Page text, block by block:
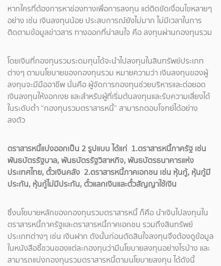
หากใครที่ต้องการหาช่องทางเพื่อการลงทุน แต่ติดขัดเงื่อนไขหลายๆ
อย่าง เช่น เงินลงทุนน้อย ประสบการณ์ยังไม่มาก ไม่มีเวลาในการ
ติดตามข้อมูลข่าวสาร ทางออกที่น่าสนใจ คือ ลงทุนผ่านกองทุนรวม
โดยเงินที่กองทุนรวมระดมทุนได้จะนำไปลงทุนในสินทรัพย์ประเภท
ต่างๆ ตามนโยบายของกองทุนรวม หมายความว่า เงินลงทุนของผู้
ลงทุนจะมีมืออาชีพ นั่นคือ ผู้จัดการกองทุนช่วยบริหารและต่อยอด
เงินลงทุนให้งอกเงย และสำหรับผู้ที่เริ่มต้นลงทุนและรับความเสี่ยงได้
ในระดับต่ำ “กองทุนรวมตราสารหนี้” สามารถตอบโจทย์ได้อย่าง
ลงตัว
ตราสารหนี้แบ่งออกเป็น 2 รูปแบบ ได้แก่ 1.ตราสารหนี้ภาครัฐ เช่น
พันธบัตรรัฐบาล, พันธบัตรรัฐวิสาหกิจ, พันธบัตรธนาคารแห่ง
ประเทศไทย, ตั๋วเงินคลัง 2.ตราสารหนี้ภาคเอกชน เช่น หุ้นกู้, หุ้นกู้มี
ประกัน, หุ้นกู้ไม่มีประกัน, ตั๋วแลกเงินและตั๋วสัญญาใช้เงิน
ซึ่งนโยบายหลักของกองทุนรวมตราสารหนี้ ก็คือ นำเงินไปลงทุนใน
ตราสารหนี้ภาครัฐและตราสารหนี้ภาคเอกชน รวมถึงสินทรัพย์
ประเภทต่างๆ เช่น เงินฝาก ดังนั้นก่อนตัดสินใจลงทุนจึงต้องดูข้อมูล
ในหนังสือชี้ชวนของแต่ละกองทุนว่ามีนโยบายลงทุนอย่างไรบ้าง และ
สามารถแบ่งกองทุนรวมตราสารหนี้ตามนโยบายลงทุน ได้ดังนี้